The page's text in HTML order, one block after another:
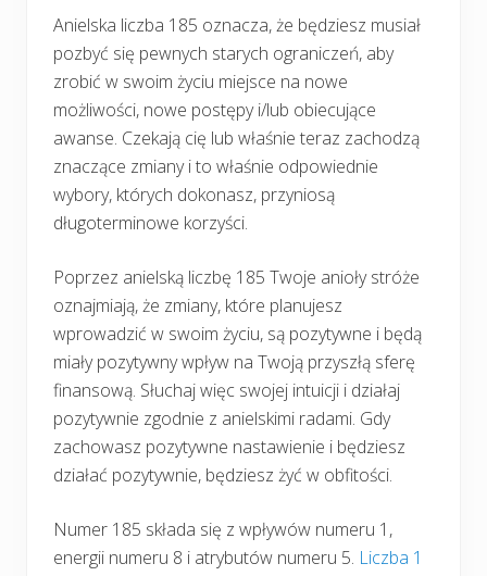
Anielska liczba 185 oznacza, że będziesz musiał
pozbyć się pewnych starych ograniczeń, aby
zrobić w swoim życiu miejsce na nowe
możliwości, nowe postępy i/lub obiecujące
awanse. Czekają cię lub właśnie teraz zachodzą
znaczące zmiany i to właśnie odpowiednie
wybory, których dokonasz, przyniosą
długoterminowe korzyści.
Poprzez anielską liczbę 185 Twoje anioły stróże
oznajmiają, że zmiany, które planujesz
wprowadzić w swoim życiu, są pozytywne i będą
miały pozytywny wpływ na Twoją przyszłą sferę
finansową. Słuchaj więc swojej intuicji i działaj
pozytywnie zgodnie z anielskimi radami. Gdy
zachowasz pozytywne nastawienie i będziesz
działać pozytywnie, będziesz żyć w obfitości.
Numer 185 składa się z wpływów numeru 1,
energii numeru 8 i atrybutów numeru 5. Liczba 1